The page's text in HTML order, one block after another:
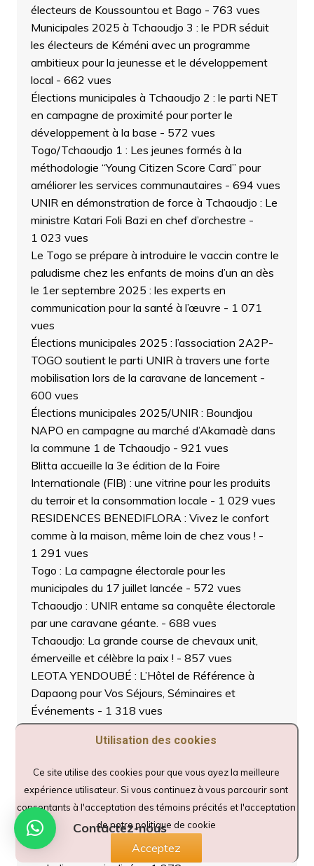
électeurs de Koussountou et Bago - 763 vues
Municipales 2025 à Tchaoudjo 3 : le PDR séduit
les électeurs de Kéméni avec un programme
ambitieux pour la jeunesse et le développement
local - 662 vues
Élections municipales à Tchaoudjo 2 : le parti NET
en campagne de proximité pour porter le
développement à la base - 572 vues
Togo/Tchaoudjo 1 : Les jeunes formés à la
méthodologie “Young Citizen Score Card” pour
améliorer les services communautaires - 694 vues
UNIR en démonstration de force à Tchaoudjo : Le
ministre Katari Foli Bazi en chef d’orchestre -
1 023 vues
Le Togo se prépare à introduire le vaccin contre le
paludisme chez les enfants de moins d’un an dès
le 1er septembre 2025 : les experts en
communication pour la santé à l’œuvre - 1 071
vues
Élections municipales 2025 : l’association 2A2P-
TOGO soutient le parti UNIR à travers une forte
mobilisation lors de la caravane de lancement-
600 vues
Élections municipales 2025/UNIR : Boundjou
NAPO en campagne au marché d’Akamadè dans
la commune 1 de Tchaoudjo - 921 vues
Blitta accueille la 3e édition de la Foire
Internationale (FIB) : une vitrine pour les produits
du terroir et la consommation locale - 1 029 vues
RESIDENCES BENEDIFLORA : Vivez le confort
comme à la maison, même loin de chez vous ! -
1 291 vues
Togo : La campagne électorale pour les
municipales du 17 juillet lancée - 572 vues
Tchaoudjo : UNIR entame sa conquête électorale
par une caravane géante. - 688 vues
Tchaoudjo: La grande course de chevaux unit,
émerveille et célèbre la paix ! - 857 vues
LEOTA YENDOUBÉ : L’Hôtel de Référence à
Dapaong pour Vos Séjours, Séminaires et
Événements - 1 318 vues
Sokodé : Lancement officiel de la campagne
nationale de vaccination contre les maladies
Tchaoudjo : La jeunesse se lève pour la paix, la
cohésion sociale et la République
- 840 vues
L’espoir entre les mains : des outils pour l’avenir
des enfants de Sokodé- 677 vues
Kparatao – SOVET redonne espoir aux veuves et
Utilisation des cookies
Ce site utilise des cookies pour que vous ayez la meilleure
expérience utilisateur. Si vous continuez à vous parcourir sont
consentants à l'acceptation des témoins précités et l'acceptation
de notre politique de cookie
Acceptez
Contactez-nous